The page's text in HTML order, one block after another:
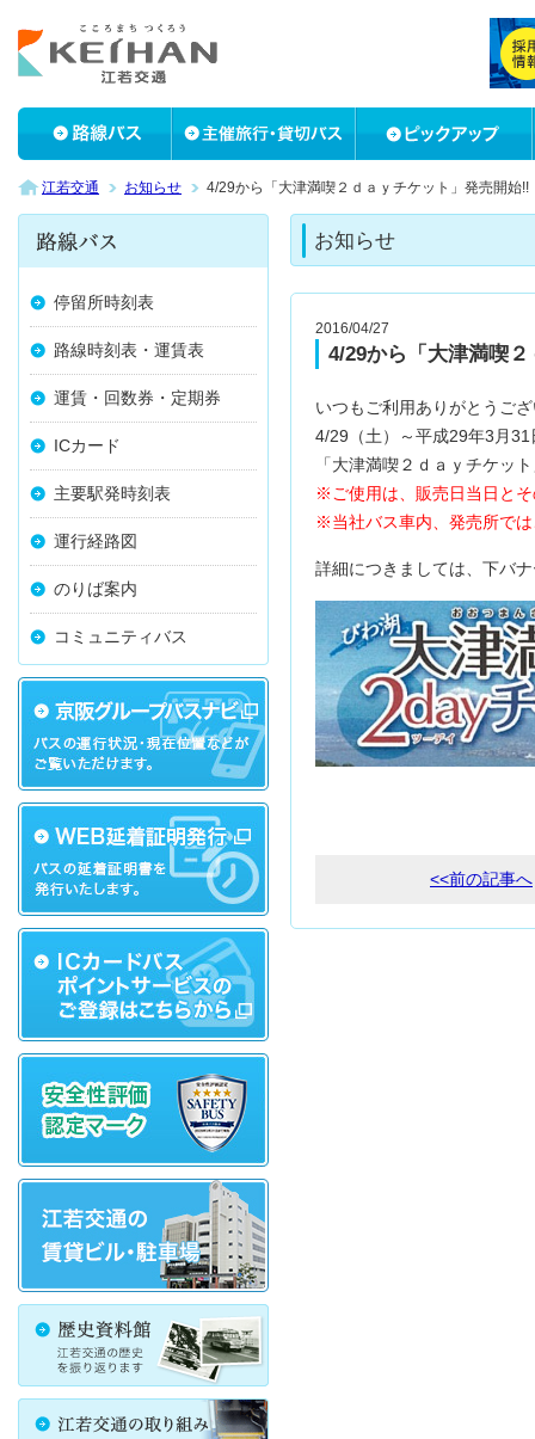
江若交通 お知らせ 4/29から「大津満喫２ｄａｙチケット」発売開始!!
停留所時刻表
路線時刻表・運賃表
運賃・回数券・定期券
ICカード
主要駅発時刻表
運行経路図
のりば案内
コミュニティバス
お知らせ
2016/04/27
4/29から「大津満喫
いつもご利用ありがとうご
4/29（土）～平成29年3月
「大津満喫２ｄａｙチケッ
※ご使用は、販売日当日と
※当社バス車内、発売所で
詳細につきましては、下バ
<<前の記事へ